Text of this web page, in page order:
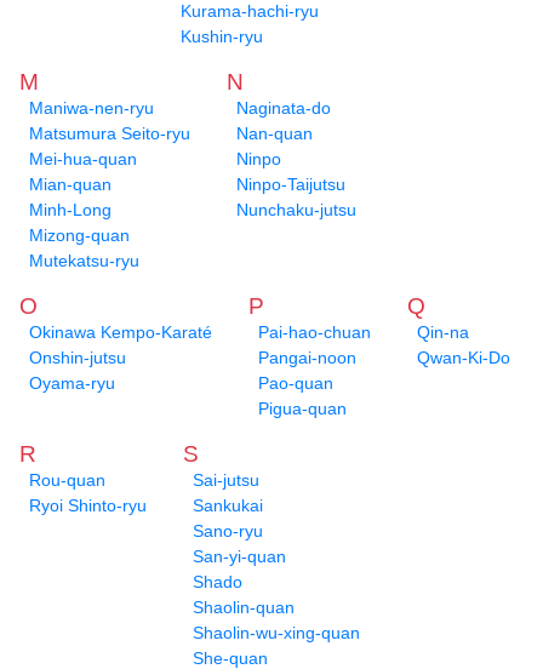
Kurama-hachi-ryu
Kushin-ryu
M
Maniwa-nen-ryu
Matsumura Seito-ryu
Mei-hua-quan
Mian-quan
Minh-Long
Mizong-quan
Mutekatsu-ryu
N
Naginata-do
Nan-quan
Ninpo
Ninpo-Taijutsu
Nunchaku-jutsu
O
Okinawa Kempo-Karaté
Onshin-jutsu
Oyama-ryu
P
Pai-hao-chuan
Pangai-noon
Pao-quan
Pigua-quan
Q
Qin-na
Qwan-Ki-Do
R
Rou-quan
Ryoi Shinto-ryu
S
Sai-jutsu
Sankukai
Sano-ryu
San-yi-quan
Shado
Shaolin-quan
Shaolin-wu-xing-quan
She-quan